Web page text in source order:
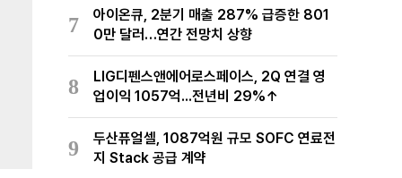
7
아이온큐, 2분기 매출 287% 급증한 801
0만 달러…연간 전망치 상향
8
LIG디펜스앤에어로스페이스, 2Q 연결 영
업이익 1057억...전년비 29%↑
9
두산퓨얼셀, 1087억원 규모 SOFC 연료전
지 Stack 공급 계약